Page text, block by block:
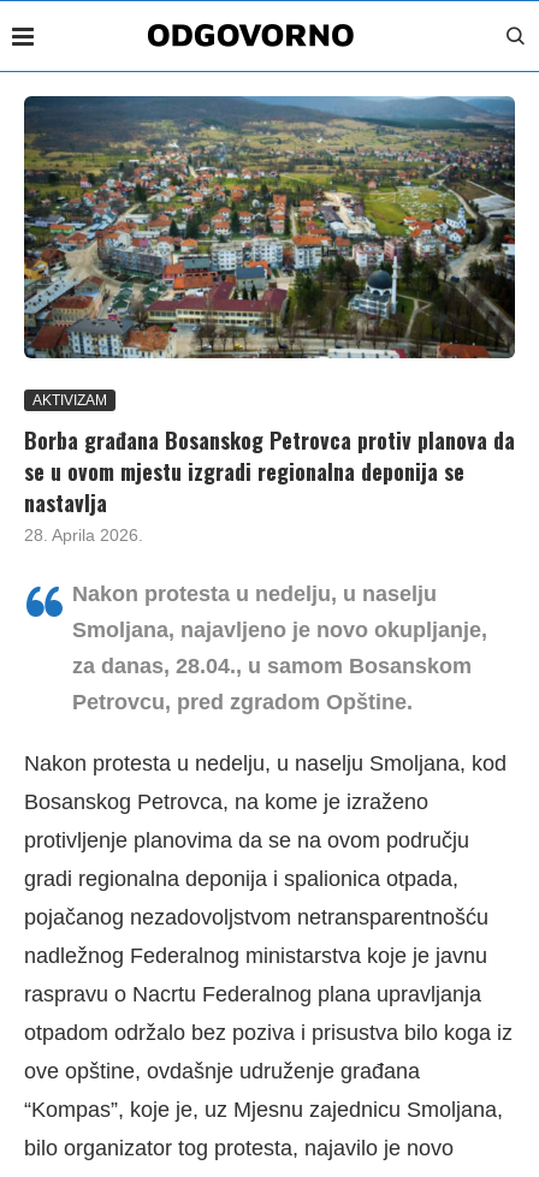
AKTIVIZAM
Borba građana Bosanskog Petrovca protiv planova da
se u ovom mjestu izgradi regionalna deponija se
nastavlja
28. Aprila 2026.
Nakon protesta u nedelju, u naselju
Smoljana, najavljeno je novo okupljanje,
za danas, 28.04., u samom Bosanskom
Petrovcu, pred zgradom Opštine.
Nakon protesta u nedelju, u naselju Smoljana, kod
Bosanskog Petrovca, na kome je izraženo
protivljenje planovima da se na ovom području
gradi regionalna deponija i spalionica otpada,
pojačanog nezadovoljstvom netransparentnošću
nadležnog Federalnog ministarstva koje je javnu
raspravu o Nacrtu Federalnog plana upravljanja
otpadom održalo bez poziva i prisustva bilo koga iz
ove opštine, ovdašnje udruženje građana
“Kompas”, koje je, uz Mjesnu zajednicu Smoljana,
bilo organizator tog protesta, najavilo je novo